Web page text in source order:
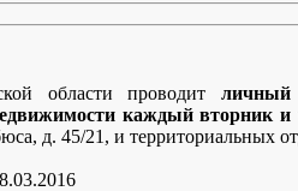
области проводит
каждый вторник и
д. 45/21, и территориальных